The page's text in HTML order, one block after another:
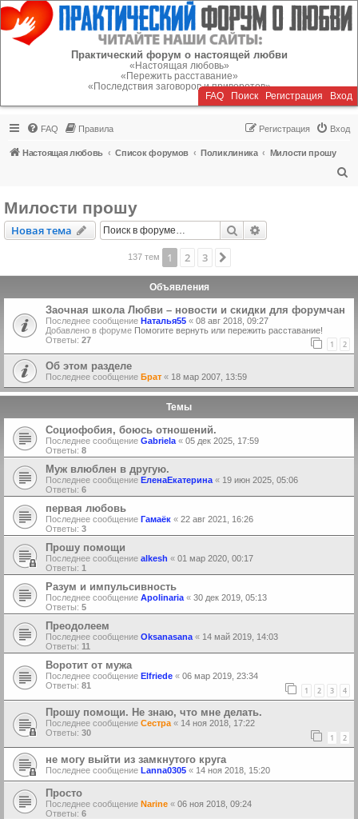
Регистрация
Практический форум о настоящей любви
«Настоящая любовь»
«Пережить расставание»
«Последствия заговоров и приворотов»
FAQ Поиск Регистрация Вход
FAQ Правила Вход
Регистрация
Настоящая любовь Список форумов Поликлиника
Милости прошу
Милости прошу
Новая тема
Новаятема Поиск
137 тем 1 2 3
Объявления
Заочная школа Любви – новости и скидки для форумчан
Последнее сообщение Наталья55 « 08 авг 2018, 09:27
Добавлено в форуме Помогите вернуть или пережить расставание!
Ответы: 27 1 2
Об этом разделе
Последнее сообщение Брат « 18 мар 2007, 13:59
Темы
Социофобия, боюсь отношений.
Последнее сообщение Gabriela « 05 дек 2025, 17:59
Ответы: 8
Муж влюблен в другую.
Последнее сообщение ЕленаЕкатерина « 19 июн 2025, 05:06
Ответы: 6
первая любовь
Последнее сообщение Гамаёк « 22 авг 2021, 16:26
Ответы: 3
Прошу помощи
Последнее сообщение alkesh « 01 мар 2020, 00:17
Ответы: 1
Разум и импульсивность
Последнее сообщение Apolinaria « 30 дек 2019, 05:13
Ответы: 5
Преодолеем
Последнее сообщение Oksanasana « 14 май 2019, 14:03
Ответы: 11
Воротит от мужа
Последнее сообщение Elfriede « 06 мар 2019, 23:34
Ответы: 81 1 2 3 4
Прошу помощи. Не знаю, что мне делать.
Последнее сообщение Сестра « 14 ноя 2018, 17:22
Ответы: 30 1 2
не могу выйти из замкнутого круга
Последнее сообщение Lanna0305 « 14 ноя 2018, 15:20
Просто
Последнее сообщение Narine « 06 ноя 2018, 09:24
Ответы: 6